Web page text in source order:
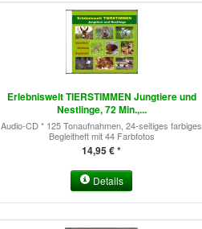
Erlebniswelt TIERSTIMMEN Jungtiere und
Nestlinge, 72 Min.,...
Audio-CD * 125 Tonaufnahmen, 24-seitiges farbiges
Begleitheft mit 44 Farbfotos
14,95 € *
Details